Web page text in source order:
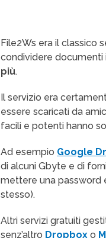
File2Ws era il classico
condividere documenti
più.
Il servizio era
essere scaricati da
facili e potenti hanno
Ad esempio Google
di alcuni Gbyte e di
mettere una password
stesso).
Altri servizi gratuiti
senz’altro Dropbox o